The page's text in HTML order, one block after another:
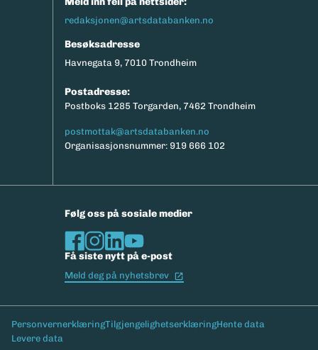
redaksjonen@artsdatabanken.no
Besøksadresse
Havnegata 9, 7010 Trondheim
Postadresse:
Postboks 1285 Torgarden, 7462 Trondheim
postmottak@artsdatabanken.no
Organisasjonsnummer: 919 666 102
Følg oss på sosiale medier
Få siste nytt på e-post
Meld deg på nyhetsbrev
Bunntekst
PersonvernerklæringTilgjengelighetserklæringHente data
Levere data